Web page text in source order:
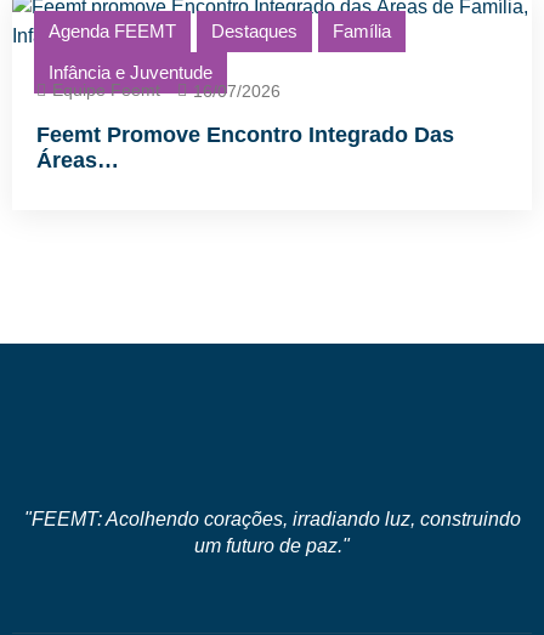
Agenda FEEMT Destaques
Família
Infância e Juventude
Equipe Feemt 16/07/2026
Feemt Promove Encontro Integrado Das
Áreas…
"FEEMT: Acolhendo corações, irradiando luz, construindo
um futuro de paz."